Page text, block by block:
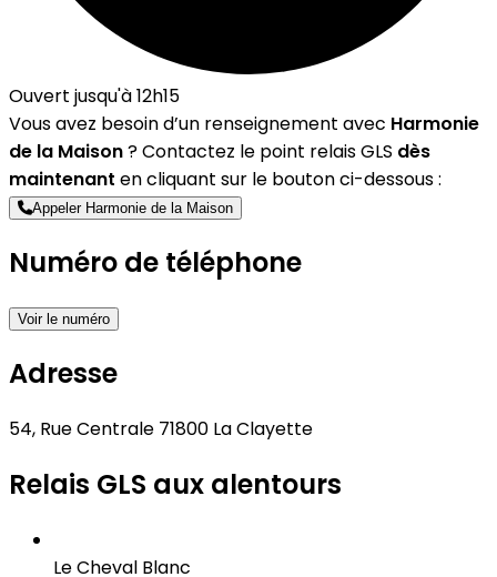
Ouvert jusqu'à 12h15
Vous avez besoin d’un renseignement avec Harmonie
de la Maison? Contactez le point relais GLS dès
maintenant en cliquant sur le bouton ci-dessous :
Appeler Harmonie de la Maison
Numéro de téléphone
Voir le numéro
Adresse
54, Rue Centrale 71800 La Clayette
Relais GLS aux alentours
Le Cheval Blanc